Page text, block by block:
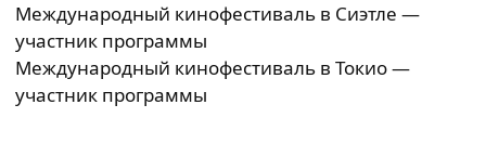
Международный кинофестиваль в Сиэтле —
участник программы
Международный кинофестиваль в Токио —
участник программы